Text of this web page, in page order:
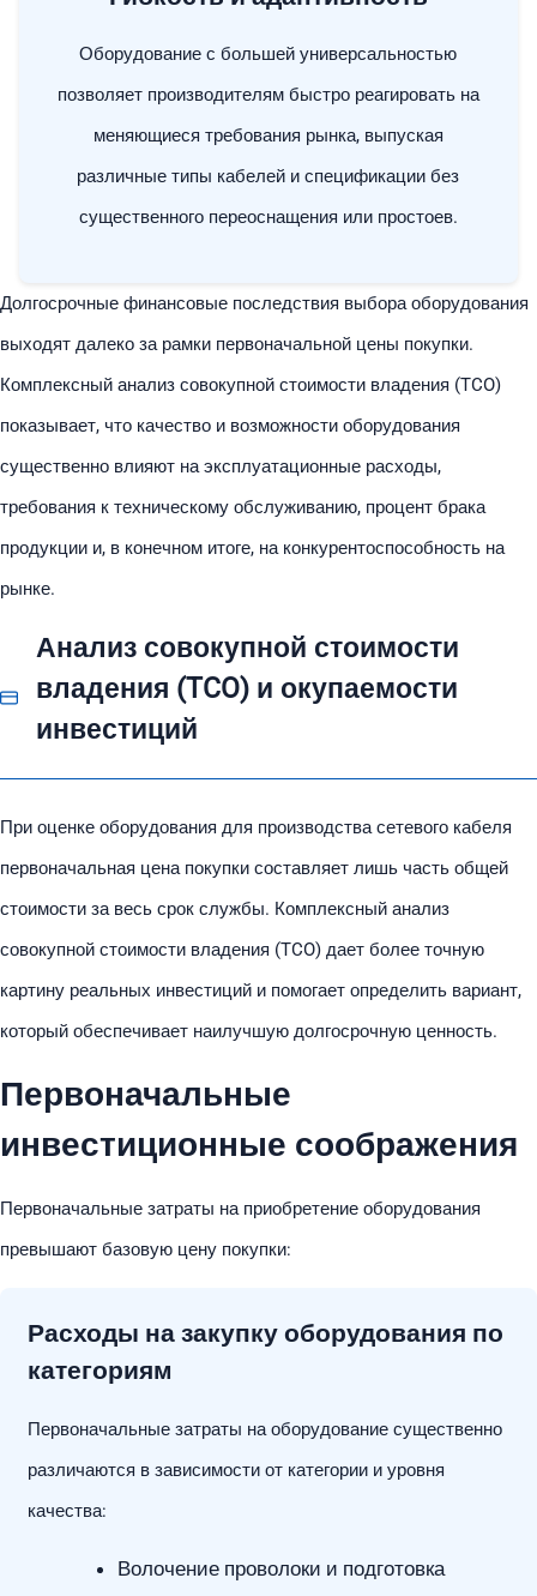
Оборудование с большей универсальностью
позволяет производителям быстро реагировать на
меняющиеся требования рынка, выпуская
различные типы кабелей и спецификации без
существенного переоснащения или простоев.
Долгосрочные финансовые последствия выбора оборудования
выходят далеко за рамки первоначальной цены покупки.
Комплексный анализ совокупной стоимости владения (TCO)
показывает, что качество и возможности оборудования
существенно влияют на эксплуатационные расходы,
требования к техническому обслуживанию, процент брака
продукции и, в конечном итоге, на конкурентоспособность на
рынке.
Анализ совокупной стоимости
владения (TCO) и окупаемости
инвестиций
При оценке оборудования для производства сетевого кабеля
первоначальная цена покупки составляет лишь часть общей
стоимости за весь срок службы. Комплексный анализ
совокупной стоимости владения (TCO) дает более точную
картину реальных инвестиций и помогает определить вариант,
который обеспечивает наилучшую долгосрочную ценность.
Первоначальные
инвестиционные соображения
Первоначальные затраты на приобретение оборудования
превышают базовую цену покупки:
Расходы на закупку оборудования по
категориям
Первоначальные затраты на оборудование существенно
различаются в зависимости от категории и уровня
качества:
Волочение проволоки и подготовка